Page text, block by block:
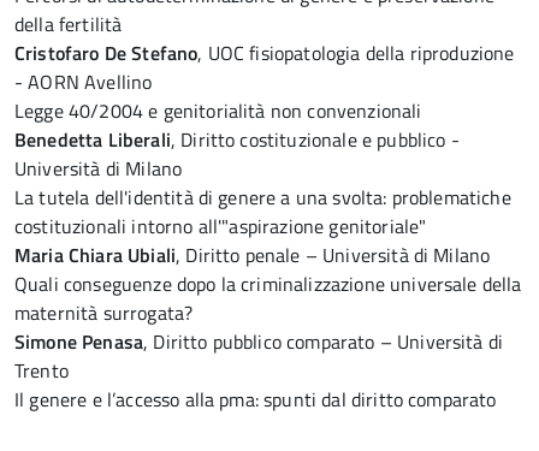
della fertilità
Cristofaro De Stefano, UOC fisiopatologia della riproduzione
- AORN Avellino
Legge 40/2004 e genitorialità non convenzionali
Benedetta Liberali, Diritto costituzionale e pubblico -
Università di Milano
La tutela dell'identità di genere a una svolta: problematiche
costituzionali intorno all'"aspirazione genitoriale"
Maria Chiara Ubiali, Diritto penale – Università di Milano
Quali conseguenze dopo la criminalizzazione universale della
maternità surrogata?
Simone Penasa, Diritto pubblico comparato – Università di
Trento
Il genere e l’accesso alla pma: spunti dal diritto comparato